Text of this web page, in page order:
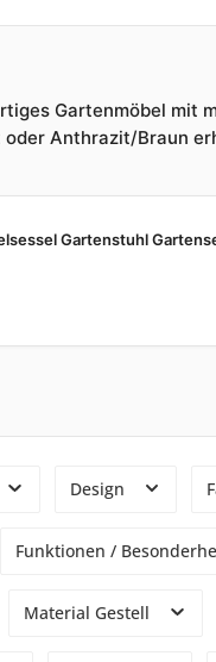
Gartenmöbel mit
Anthrazit/Braun
Gartenstuhl
Design
Funktionen /
Material Gestell